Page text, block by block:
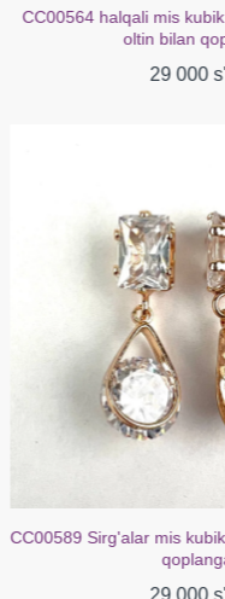
atirgul
oltin bilan
CC00238
CC02272